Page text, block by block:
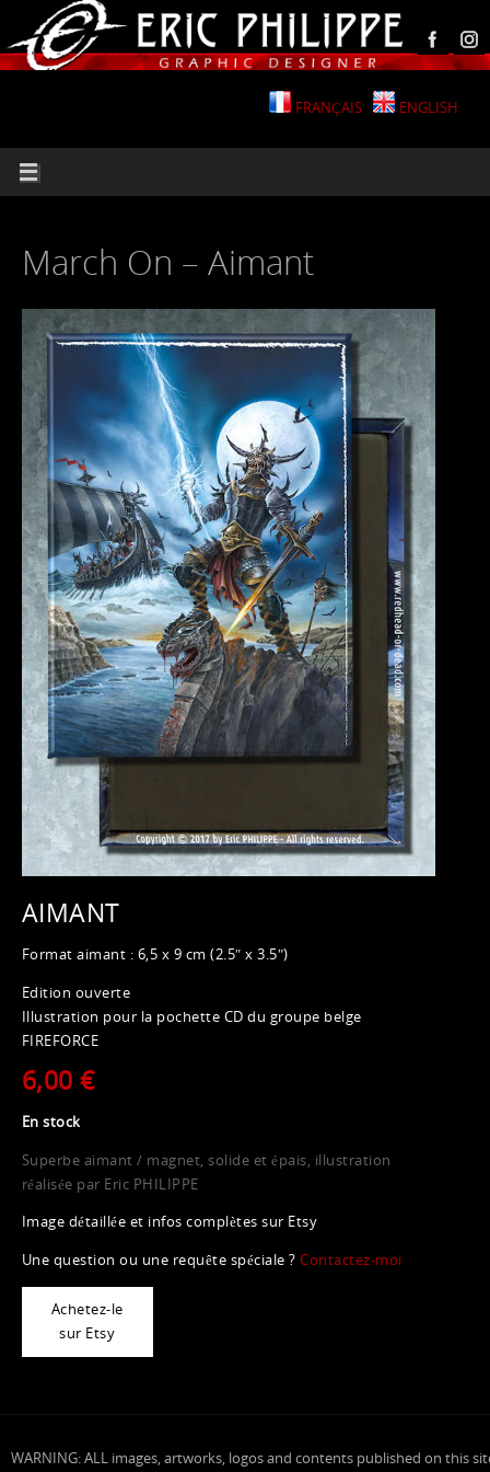
ENGLISH
FRANÇAIS
March On – Aimant
AIMANT
Format aimant : 6,5 x 9 cm (2.5″ x 3.5″)
Edition ouverte
Illustration pour la pochette CD du groupe belge
FIREFORCE
6,00 €
En stock
Superbe aimant / magnet, solide et épais, illustration
réalisée par Eric PHILIPPE
Image détaillée et infos complètes sur Etsy
Une question ou une requête spéciale ?Contactez-moi
Achetez-le
sur Etsy
WARNING: ALL images, artworks, logos and contents published on